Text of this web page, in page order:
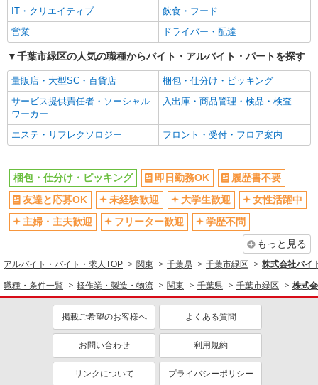
キープ 詳細を見る
深夜
服装自由
扶養内勤務OK
副業・WワークOK
社会保険あり
IT・クリエイティブ
飲食・フード
営業
ドライバー・配達
千葉市緑区の人気の職種からバイト・アルバイト・パートを探す
量販店・大型SC・百貨店
梱包・仕分け・ピッキング
サービス提供責任者・ソーシャル
ワーカー
入出庫・商品管理・検品・検査
エステ・リフレクソロジー フロント・受付・フロア案内
梱包・仕分け・ピッキング 即日勤務OK
履歴書不要
友達と応募OK
未経験歓迎 大学生歓迎
女性活躍中
主婦・主夫歓迎
フリーター歓迎
学歴不問
もっと見る
アルバイト・バイト・求人TOP 関東 千葉県 千葉市緑区 株式会社バイ
職種・条件一覧 軽作業・製造・物流 関東 千葉県 千葉市緑区 株式
掲載ご希望のお客様へ よくある質問
お問い合わせ 利用規約
リンクについて プライバシーポリシー